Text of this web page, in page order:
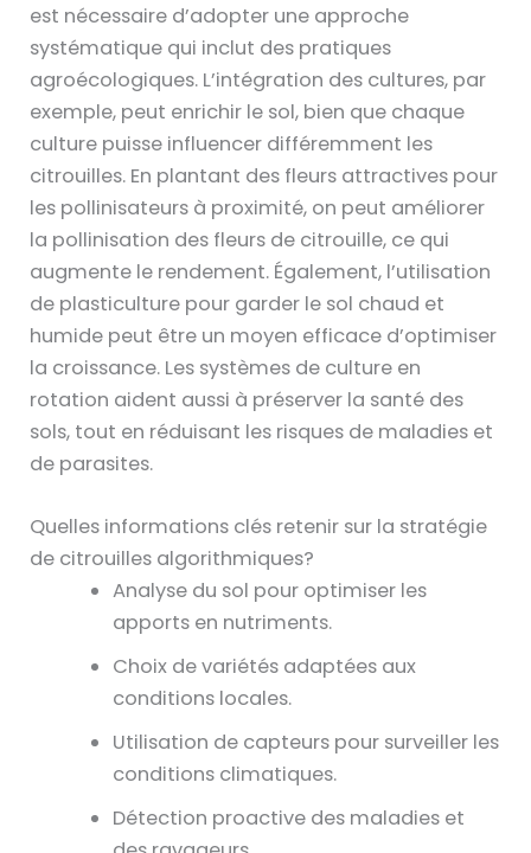
est nécessaire d’adopter une approche
systématique qui inclut des pratiques
agroécologiques. L’intégration des cultures, par
exemple, peut enrichir le sol, bien que chaque
culture puisse influencer différemment les
citrouilles. En plantant des fleurs attractives pour
les pollinisateurs à proximité, on peut améliorer
la pollinisation des fleurs de citrouille, ce qui
augmente le rendement. Également, l’utilisation
de plasticulture pour garder le sol chaud et
humide peut être un moyen efficace d’optimiser
la croissance. Les systèmes de culture en
rotation aident aussi à préserver la santé des
sols, tout en réduisant les risques de maladies et
de parasites.
Quelles informations clés retenir sur la stratégie
de citrouilles algorithmiques?
Analyse du sol pour optimiser les
apports en nutriments.
Choix de variétés adaptées aux
conditions locales.
Utilisation de capteurs pour surveiller les
conditions climatiques.
Détection proactive des maladies et